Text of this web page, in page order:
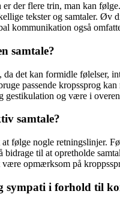
der flere trin, man kan
tekster og samtaler. Øv
kommunikation også
samtale?
det kan formidle følelser,
passende kropssprog
og være i
samtale?
følge nogle retningslinjer.
til at opretholde
opmærksom på
sympati i forhold til